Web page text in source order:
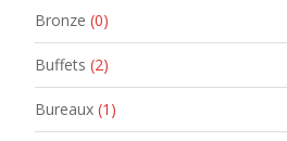
Bronze (0)
Buffets (2)
Bureaux (1)